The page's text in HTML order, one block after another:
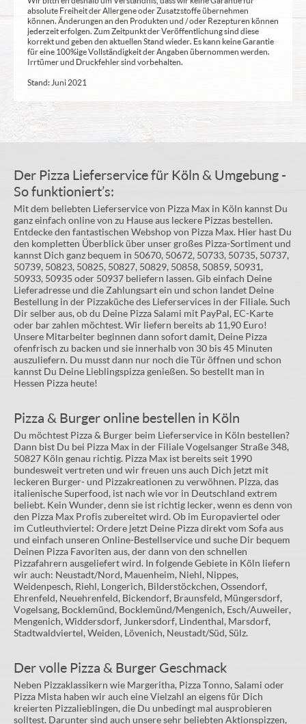
absolute Freiheit der Allergene oder Zusatzstoffe übernehmen
können. Änderungen an den Produkten und / oder Rezepturen können
jederzeit erfolgen. Zum Zeitpunkt der Veröffentlichung sind diese
korrekt und geben den aktuellen Stand wieder. Es kann keine Garantie
für eine 100%ige Vollständigkeit der Angaben übernommen werden.
Irrtümer und Druckfehler sind vorbehalten.
Stand: Juni 2021
Der Pizza Lieferservice für Köln & Umgebung -
So funktioniert’s:
Mit dem beliebten Lieferservice von Pizza Max in Köln kannst Du
ganz einfach online von zu Hause aus leckere Pizzas bestellen.
Entdecke den fantastischen Webshop von Pizza Max. Hier hast Du
den kompletten Überblick über unser großes Pizza-Sortiment und
kannst Dich ganz bequem in 50670, 50672, 50733, 50735, 50737,
50739, 50823, 50825, 50827, 50829, 50858, 50859, 50931,
50933, 50935 oder 50937 beliefern lassen. Gib einfach Deine
Lieferadresse und die Zahlungsart ein und schon landet Deine
Bestellung in der Pizzaküche des Lieferservices in der Filiale. Such
Dir selber aus, ob du Deine Pizza Salami mit PayPal, EC-Karte
oder bar zahlen möchtest. Wir liefern bereits ab 11,90 Euro!
Unsere Mitarbeiter beginnen dann sofort damit, Deine Pizza
ofenfrisch zu backen und sie innerhalb von 30 bis 45 Minuten
auszuliefern. Du musst dann nur noch die Tür öffnen und schon
kannst Du Deine Lieblingspizza genießen. So bestellt man in
Hessen Pizza heute!
Pizza & Burger online bestellen in Köln
Du möchtest Pizza & Burger beim Lieferservice in Köln bestellen?
Dann bist Du bei Pizza Max in der Filiale Vogelsanger Straße 348,
50827 Köln genau richtig. Pizza Max ist bereits seit 1990
bundesweit vertreten und wir freuen uns auch Dich jetzt mit
leckeren Burger- und Pizzakreationen zu verwöhnen. Pizza, das
italienische Superfood, ist nach wie vor in Deutschland extrem
beliebt. Kein Wunder, denn sie ist richtig lecker, wenn es denn von
den Pizza Max Profis zubereitet wird. Ob im Europaviertel oder
im Cutleuthviertel: Ordere jetzt Deine Pizza direkt vom Sofa aus
und einfach unseren Online-Bestellservice und suche Dir bequem
Deinen Pizza Favoriten aus, der dann von den schnellen
Pizzafahrern ausgeliefert wird. In folgende Gebiete in Köln liefern
wir auch: Neustadt/Nord, Mauenheim, Niehl, Nippes,
Weidenpesch, Riehl, Longerich, Bilderstöckchen, Ossendorf,
Ehrenfeld, Neuehrenfeld, Bickendorf, Braunsfeld, Müngersdorf,
Vogelsang, Bocklemünd, Bocklemünd/Mengenich, Esch/Auweiler,
Mengenich, Widdersdorf, Junkersdorf, Lindenthal, Marsdorf,
Stadtwaldviertel, Weiden, Lövenich, Neustadt/Süd, Sülz.
Der volle Pizza & Burger Geschmack
Neben Pizzaklassikern wie Margeritha, Pizza Tonno, Salami oder
Pizza Mista haben wir auch eine Vielzahl an eigens für Dich
kreierten Pizzalieblingen, die Du unbedingt mal ausprobieren
solltest. Darunter sind auch unsere sehr beliebten Aktionspizzen,